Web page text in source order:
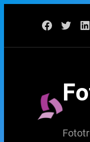
содержимому
Facebook
Twitter